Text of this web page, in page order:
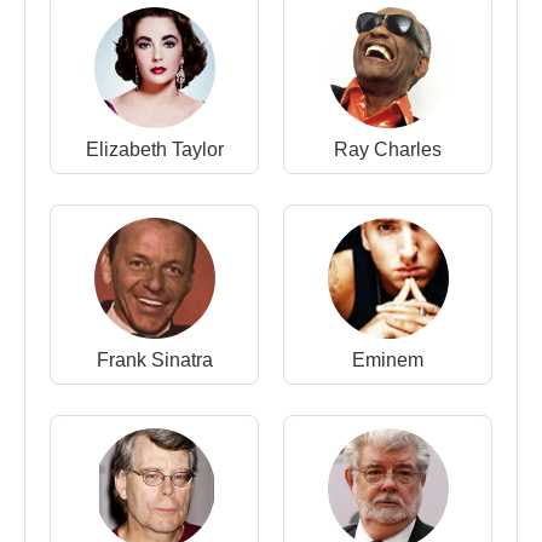
İyi Soul/R&B Erkek Şarkıcı, En İyi Soul/R&B Single
- Don't Stop 'Til Get You Enough), birçok liste başarı
ödülünün de sahibi oldu. Aynı yılın Şubat ayına
gelindiğinde,
Michael Jackson
yine "Don't Stop 'Til
Get You Enough"la "En İyi R&B Erkek Vokal"
dalında ilk
ödülünü aldı. Bir caz müzisyeni
türünü altyapıya yerleştirmesi doğal karşılanırken,
bununla yetinilmeyip disco ve funky tarzı ritimlere
de yer vermiş olması, sadece Michael'e özgü yeni
bir müzik türünün ortaya çıkmasına neden oldu.
Elbette bu da, Michael Jackson 'a benzersiz ve
evrensel bir ün getirdi. İlk olarak yakın arkadaşı,
sonraları yaygın bir ifade şeklini alan "pop idolü"
benzetmesi, özellikle bu dönemlerde anılmaya
başlandı.
Elizabeth Taylor Ray Charles
Frank Sinatra Eminem